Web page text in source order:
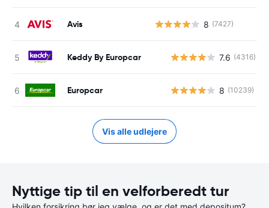
Avis 8 (7427)
Keddy By Europcar 7.6 (4316)
Europcar 8 (10239)
Vis alle udlejere
Nyttige tip til en velforberedt tur